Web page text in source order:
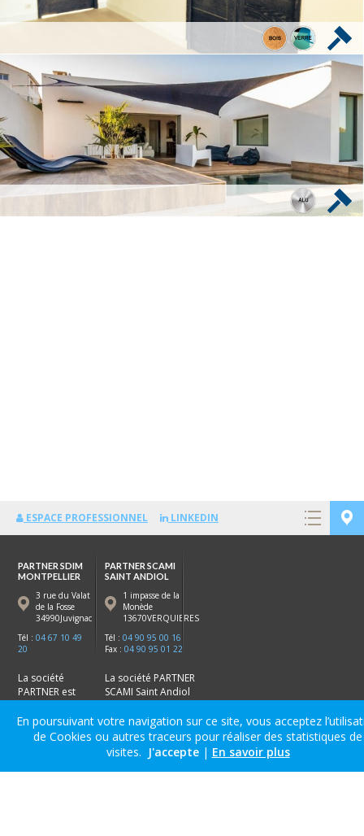
ESPACE PROFESSIONNEL LINKEDIN
PARTNER SDIM
MONTPELLIER
3 rue du Valat
de la Fosse
34990Juvignac
Tél :04 67 10 49
20
La société
PARTNER est
fabrication, la
distribution et
hérault (34)
PARTNER SCAMI
SAINT ANDIOL
1 impasse de la
Monède
13670VERQUIERES
Tél :04 90 95 00 16
Fax :04 90 95 01 22
La société PARTNER
SCAMI Saint Andiol
fabrication de
menuiseries dans le
vaucluse (84) les
bouches du Rhone
(13) :Avignon,Saint-
En poursuivant votre navigation sur ce site, vous acceptez
de Cookies ou autres traceurs pour réaliser des statistiques de
visites. J'accepte| En savoir plus